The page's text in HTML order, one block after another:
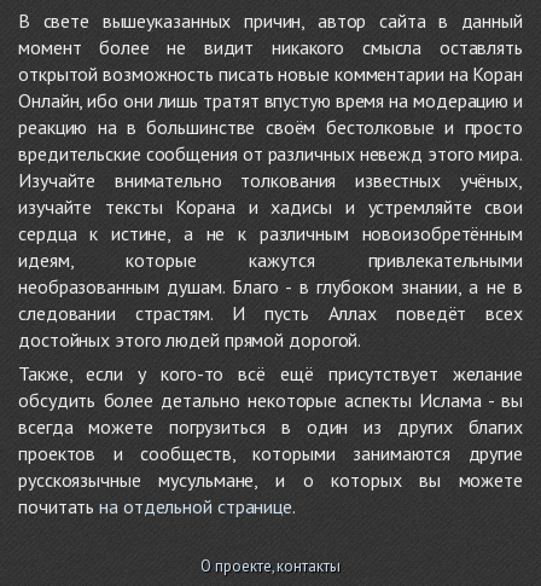
В свете вышеуказанных причин, автор сайта в данный
момент более не видит никакого смысла оставлять
открытой возможность писать новые комментарии на Коран
Онлайн, ибо они лишь тратят впустую время на модерацию и
реакцию на в большинстве своём бестолковые и просто
вредительские сообщения от различных невежд этого мира.
Изучайте внимательно толкования известных учёных,
изучайте тексты Корана и хадисы и устремляйте свои
сердца к истине, а не к различным новоизобретённым
идеям, которые кажутся привлекательными
необразованным душам. Благо - в глубоком знании, а не в
следовании страстям. И пусть Аллах поведёт всех
достойных этого людей прямой дорогой.
Также, если у кого-то всё ещё присутствует желание
обсудить более детально некоторые аспекты Ислама - вы
всегда можете погрузиться в один из других благих
проектов и сообществ, которыми занимаются другие
русскоязычные мусульмане, и о которых вы можете
почитатьна отдельной странице.
О проекте, контакты